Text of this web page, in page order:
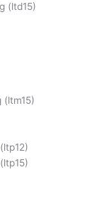
(ltd15)
(ltm15)